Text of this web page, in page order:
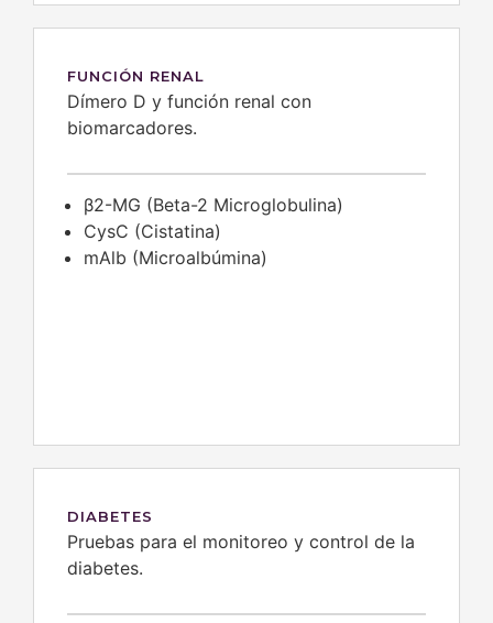
FUNCIÓN RENAL
Dímero D y función renal con
biomarcadores.
β2-MG (Beta-2 Microglobulina)
CysC (Cistatina)
mAlb (Microalbúmina)
DIABETES
Pruebas para el monitoreo y control de la
diabetes.